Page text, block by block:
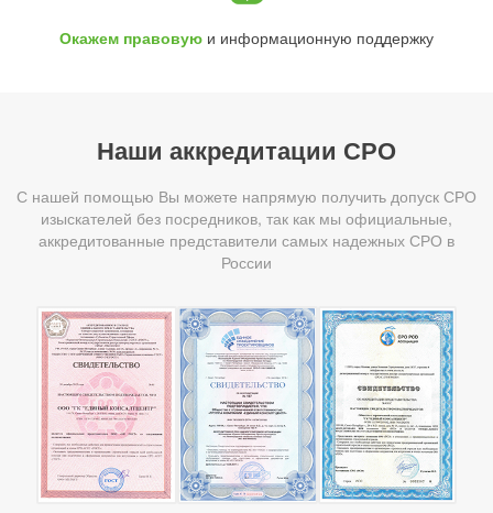
Окажем правовую и информационную поддержку
Наши аккредитации СРО
С нашей помощью Вы можете напрямую получить допуск СРО
изыскателей без посредников, так как мы официальные,
аккредитованные представители самых надежных СРО в
России